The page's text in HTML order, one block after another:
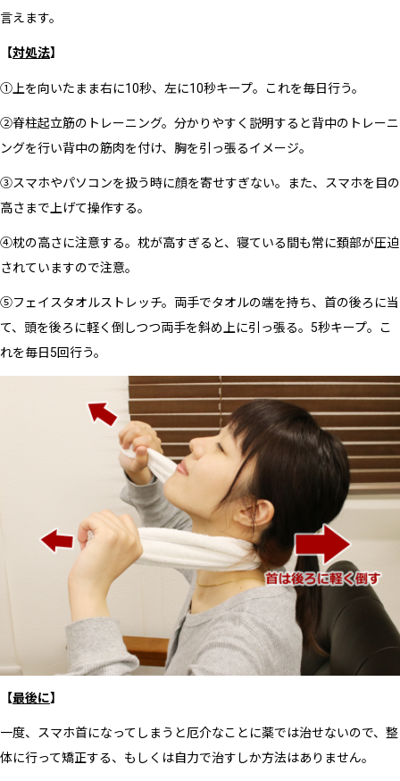
言えます。
【対処法】
①上を向いたまま右に10秒、左に10秒キープ。これを毎日行う。
②脊柱起立筋のトレーニング。分かりやすく説明すると背中のトレーニ
ングを行い背中の筋肉を付け、胸を引っ張るイメージ。
③スマホやパソコンを扱う時に顔を寄せすぎない。また、スマホを目の
高さまで上げて操作する。
④枕の高さに注意する。枕が高すぎると、寝ている間も常に頚部が圧迫
されていますので注意。
⑤フェイスタオルストレッチ。両手でタオルの端を持ち、首の後ろに当
て、頭を後ろに軽く倒しつつ両手を斜め上に引っ張る。 5秒キープ。こ
れを毎日5回行う。
【最後に】
一度、スマホ首になってしまうと厄介なことに薬では治せないので、整
体に行って矯正する、もしくは自力で治すしか方法はありません。